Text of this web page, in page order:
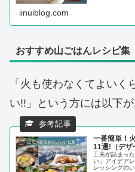
iinuiblog.com
おすすめ山ごはんレシピ集
「火も使わなくてよい
い!!」という方には以下が
一番簡単！
11選!（デザ
工夫が詰まっ
い」アイデア
レッシングの